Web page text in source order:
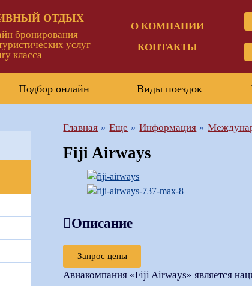
ОТДЫХ
бронирования
услуг
класса
О КОМПАНИИ
КОНТАКТЫ
Подбор онлайн Виды поездок
Главная Еще Информация
Fiji Airways
Описание
Запрос цены
Авиакомпания «Fiji Airways» является